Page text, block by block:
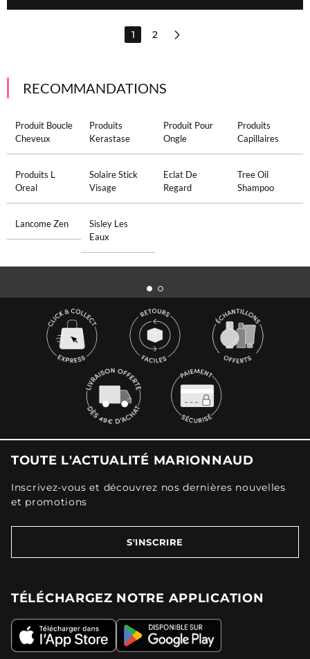
1 2
RECOMMANDATIONS
Produit Boucle
Cheveux
Produits
Kerastase
Produit Pour
Ongle
Produits
Capillaires
Produits L
Oreal
Solaire Stick
Visage
Eclat De
Regard
Tree Oil
Shampoo
Lancome Zen
Sisley Les
Eaux
TOUTE L'ACTUALITÉ MARIONNAUD
Inscrivez-vous et découvrez nos dernières nouvelles
et promotions
S'INSCRIRE
TÉLÉCHARGEZ NOTRE APPLICATION